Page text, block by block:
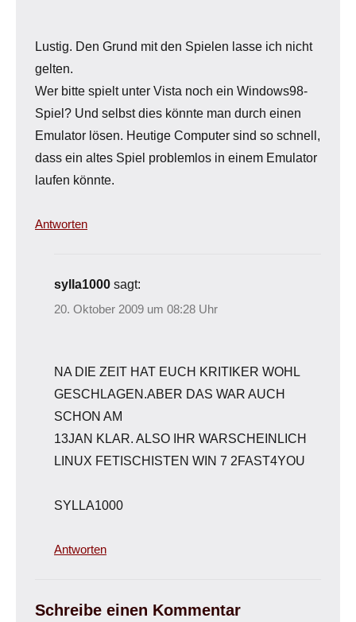
Lustig. Den Grund mit den Spielen lasse ich nicht
gelten.
Wer bitte spielt unter Vista noch ein Windows98-
Spiel? Und selbst dies könnte man durch einen
Emulator lösen. Heutige Computer sind so schnell,
dass ein altes Spiel problemlos in einem Emulator
laufen könnte.
Antworten
sylla1000 sagt:
20. Oktober 2009 um 08:28 Uhr
NA DIE ZEIT HAT EUCH KRITIKER WOHL
GESCHLAGEN.ABER DAS WAR AUCH
SCHON AM
13JAN KLAR. ALSO IHR WARSCHEINLICH
LINUX FETISCHISTEN WIN 7 2FAST4YOU
SYLLA1000
Antworten
Schreibe einen Kommentar